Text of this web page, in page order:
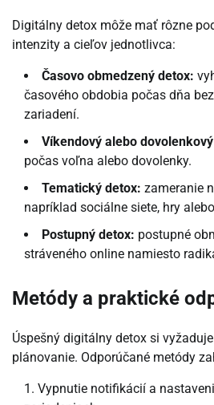
Digitálny detox môže mať rôzne
intenzity a cieľov jednotlivca:
Časovo obmedzený detox:
časového obdobia počas dňa
zariadení.
Víkendový alebo
počas voľna alebo dovolenky.
Tematický detox: zameranie
napríklad sociálne siete, hry
Postupný detox: postupné
stráveného online namiesto
Metódy a praktické
Úspešný digitálny detox si
plánovanie. Odporúčané metódy
Vypnutie notifikácií a